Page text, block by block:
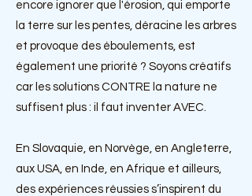
encore ignorer que l'érosion, qui emporte
la terre sur les pentes, déracine les arbres
et provoque des éboulements, est
également une priorité ? Soyons créatifs
car les solutions CONTRE la nature ne
suffisent plus : il faut inventer AVEC.
En Slovaquie, en Norvège, en Angleterre,
aux USA, en Inde, en Afrique et ailleurs,
des expériences réussies s’inspirent du